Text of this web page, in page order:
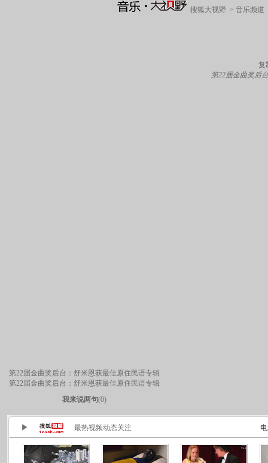
搜狐大视野 > 音乐频道
复
第22届金曲奖后
第22届金曲奖后台：舒米恩获最佳原住民语专辑
第22届金曲奖后台：舒米恩获最佳原住民语专辑
我来说两句(0)